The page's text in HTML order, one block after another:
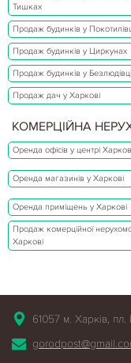
Тишках
Продаж будинків у
Продаж будинків у Циркунах
Продаж будинків у Безлюдівці
Продаж дач у Харкові
КОМЕРЦІЙНА
Оренда офісів у центрі
Оренда магазинів у Харкові
Оренда приміщень у Харкові
Продаж комерційної
Харкові
61057 м. Харків, пл.